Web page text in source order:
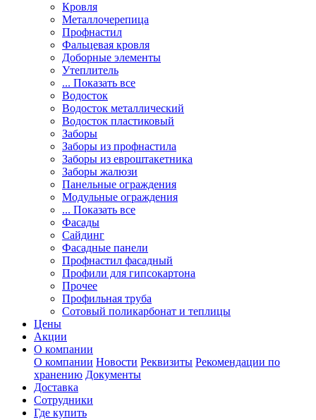
Кровля
Металлочерепица
Профнастил
Фальцевая кровля
Доборные элементы
Утеплитель
... Показать все
Водосток
Водосток металлический
Водосток пластиковый
Заборы
Заборы из профнастила
Заборы из евроштакетника
Заборы жалюзи
Панельные ограждения
Модульные ограждения
... Показать все
Фасады
Сайдинг
Фасадные панели
Профнастил фасадный
Профили для гипсокартона
Прочее
Профильная труба
Сотовый поликарбонат и теплицы
Цены
Акции
О компании
О компании Новости Реквизиты Рекомендации по
хранению Документы
Доставка
Сотрудники
Где купить